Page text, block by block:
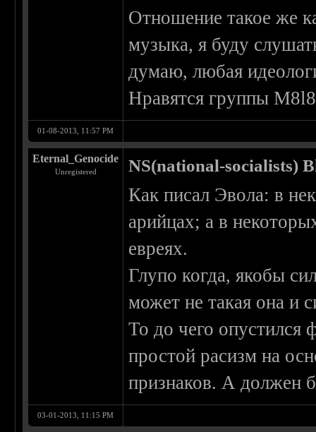
Отношение такое же
музыка, я буду
думаю, любая
Нравятся группы
01-08-2013, 11:57 PM
Eternal_Genocide
Unregistered NS(national-socialists)
Как писал Эвола: в
арийцах; а в
евреях.
Глупо когда, якобы
может не такая она и
То до чего опустился
простой расизм на
признаков. А должен
03-01-2013, 11:15 PM